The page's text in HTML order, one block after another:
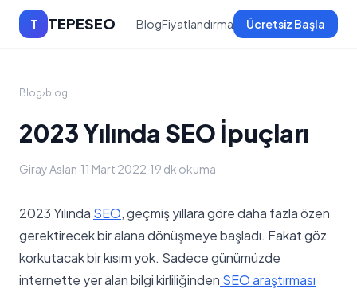
T TEPESEO BlogFiyatlandırma Ücretsiz Başla
Blog› blog
2023 Yılında SEO İpuçları
Giray Aslan·11 Mart 2022·19 dk okuma
2023 Yılında SEO, geçmiş yıllara göre daha fazla özen
gerektirecek bir alana dönüşmeye başladı. Fakat göz
korkutacak bir kısım yok. Sadece günümüzde
internette yer alan bilgi kirliliğinden SEO araştırması